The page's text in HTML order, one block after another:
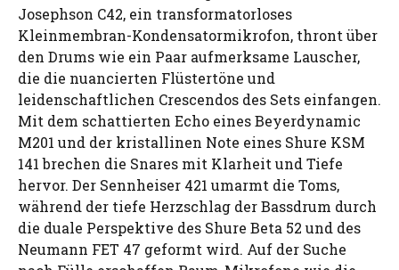
Josephson C42, ein transformatorloses
Kleinmembran-Kondensatormikrofon, thront über
den Drums wie ein Paar aufmerksame Lauscher,
die die nuancierten Flüstertöne und
leidenschaftlichen Crescendos des Sets einfangen.
Mit dem schattierten Echo eines Beyerdynamic
M201 und der kristallinen Note eines Shure KSM
141 brechen die Snares mit Klarheit und Tiefe
hervor. Der Sennheiser 421 umarmt die Toms,
während der tiefe Herzschlag der Bassdrum durch
die duale Perspektive des Shure Beta 52 und des
Neumann FET 47 geformt wird. Auf der Suche